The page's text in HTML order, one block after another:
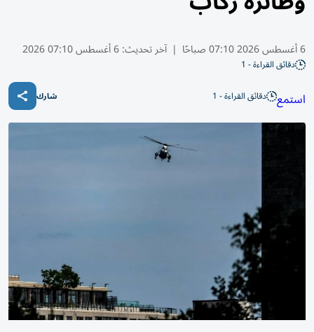
6 أغسطس 2026 07:10 صباحًا | آخر تحديث:6 أغسطس 07:10 2026
دقائق القراءة - 1
استمع دقائق القراءة - 1 شارك